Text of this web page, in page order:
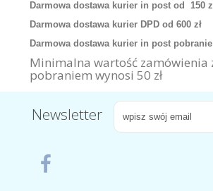
Darmowa dostawa kurier in post od 150
Darmowa dostawa kurier DPD od 600 zł
Darmowa dostawa kurier in post pobranie
Minimalna wartość zamówienia
pobraniem wynosi 50 zł
Newsletter